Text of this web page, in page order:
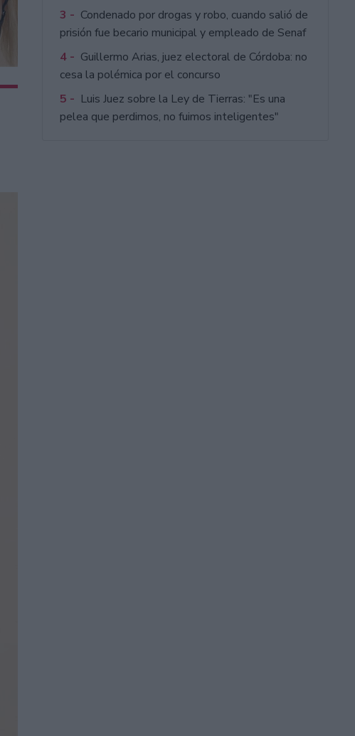
3 - Condenado por drogas y robo, cuando salió de
prisión fue becario municipal y empleado de Senaf
4 - Guillermo Arias, juez electoral de Córdoba: no
cesa la polémica por el concurso
5 - Luis Juez sobre la Ley de Tierras: "Es una
pelea que perdimos, no fuimos inteligentes"